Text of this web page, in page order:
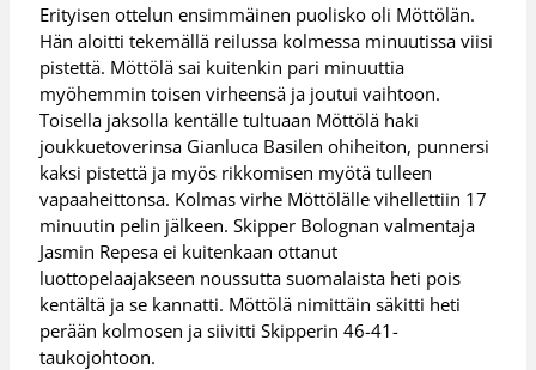
Erityisen ottelun ensimmäinen puolisko oli Möttölän.
Hän aloitti tekemällä reilussa kolmessa minuutissa viisi
pistettä. Möttölä sai kuitenkin pari minuuttia
myöhemmin toisen virheensä ja joutui vaihtoon.
Toisella jaksolla kentälle tultuaan Möttölä haki
joukkuetoverinsa Gianluca Basilen ohiheiton, punnersi
kaksi pistettä ja myös rikkomisen myötä tulleen
vapaaheittonsa. Kolmas virhe Möttölälle vihellettiin 17
minuutin pelin jälkeen. Skipper Bolognan valmentaja
Jasmin Repesa ei kuitenkaan ottanut
luottopelaajakseen noussutta suomalaista heti pois
kentältä ja se kannatti. Möttölä nimittäin säkitti heti
perään kolmosen ja siivitti Skipperin 46-41-
taukojohtoon.